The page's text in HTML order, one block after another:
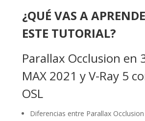
¿QUÉ VAS A
ESTE TUTORIAL?
Parallax Occlusion en
MAX 2021 y V-Ray 5
OSL
Diferencias entre Parallax